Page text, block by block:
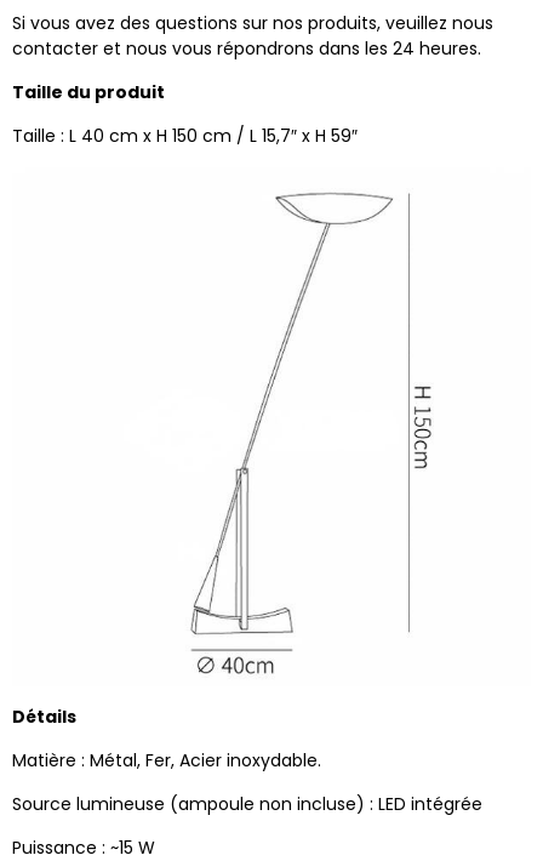
Si vous avez des questions sur nos produits, veuillez nous
contacter et nous vous répondrons dans les 24 heures.
Taille du produit
Taille : L 40 cm x H 150 cm / L 15,7″ x H 59″
Détails
Matière : Métal, Fer, Acier inoxydable.
Source lumineuse (ampoule non incluse) : LED intégrée
Puissance : ~15 W